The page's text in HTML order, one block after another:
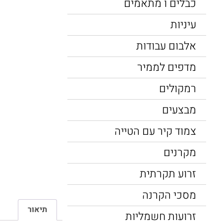
כבלים ו מתאמים
עיניות
אלבום עבודות
מדפים לממיר
רמקולים
מבצעים
צמוד קיר עם הטייה
מקרנים
זרוע תקרתית
מסכי הקרנה
זרועות חשמליות
תיאור